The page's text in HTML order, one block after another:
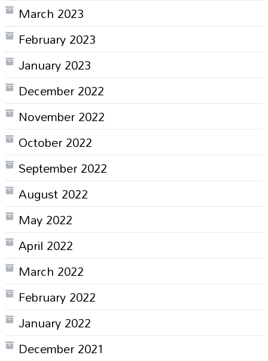
March 2023
February 2023
January 2023
December 2022
November 2022
October 2022
September 2022
August 2022
May 2022
April 2022
March 2022
February 2022
January 2022
December 2021